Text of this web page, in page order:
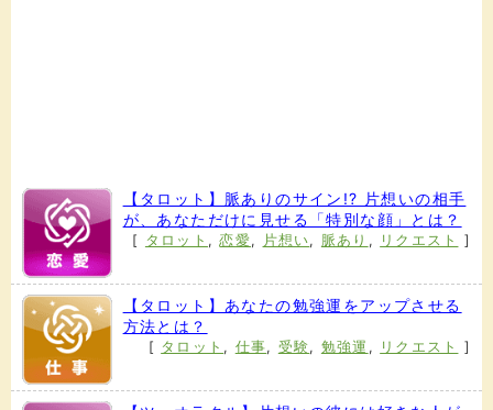
【タロット】脈ありのサイン!? 片想いの相手
が、あなただけに見せる「特別な顔」とは？
[ タロット ,恋愛, 片想い, 脈あり , リクエスト ]
【タロット】あなたの勉強運をアップさせる
方法とは？
[ タロット , 仕事, 受験, 勉強運 , リクエスト ]